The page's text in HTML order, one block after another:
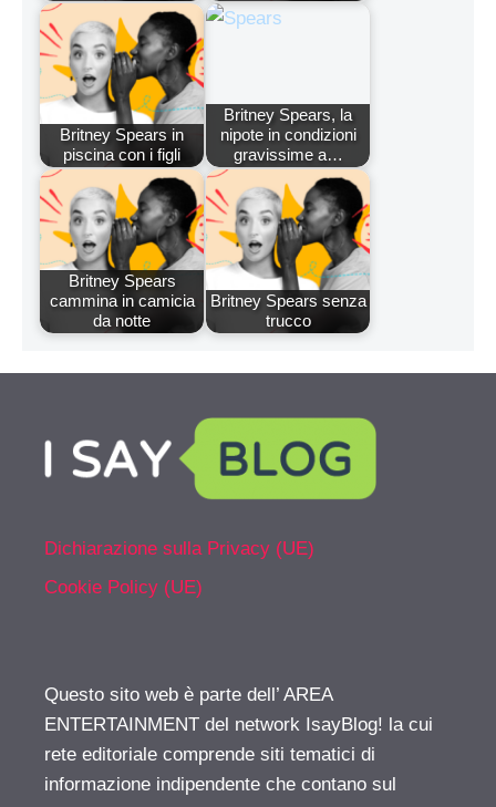
Britney Spears in
piscina con i figli
Britney Spears, la
nipote in condizioni
gravissime a…
Britney Spears
cammina in camicia
da notte
Britney Spears senza
trucco
Dichiarazione sulla Privacy (UE)
Cookie Policy (UE)
Questo sito web è parte dell’ AREA
ENTERTAINMENT del network IsayBlog! la cui
rete editoriale comprende siti tematici di
informazione indipendente che contano sul